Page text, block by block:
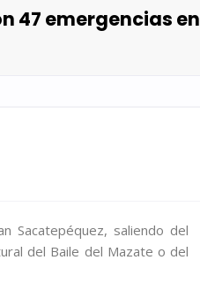
47 emergencias en
Sacatepéquez, saliendo del
del Baile del Mazate o del